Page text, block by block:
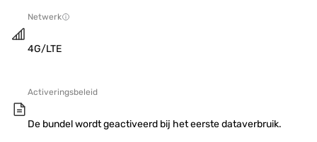
Netwerk
4G/LTE
Activeringsbeleid
De bundel wordt geactiveerd bij het eerste dataverbruik.